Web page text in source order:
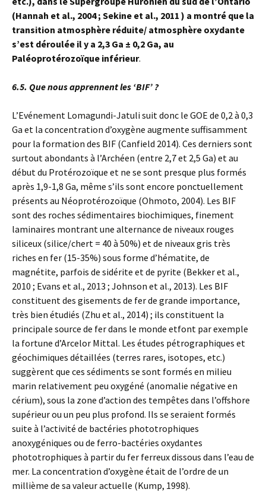
(Hannah et al., 2004 ; Sekine et al., 2011 ) a montré que la
transition atmosphère réduite/ atmosphère oxydante
s’est déroulée il y a 2,3 Ga ± 0,2 Ga, au
Paléoprotérozoïque inférieur.
6.5. Que nous apprennent les ‘BIF’ ?
L’Evénement Lomagundi-Jatuli suit donc le GOE de 0,2 à 0,3
Ga et la concentration d’oxygène augmente suffisamment
pour la formation des BIF (Canfield 2014). Ces derniers sont
surtout abondants à l’Archéen (entre 2,7 et 2,5 Ga) et au
début du Protérozoïque et ne se sont presque plus formés
après 1,9-1,8 Ga, même s’ils sont encore ponctuellement
présents au Néoprotérozoïque (Ohmoto, 2004). Les BIF
sont des roches sédimentaires biochimiques, finement
laminaires montrant une alternance de niveaux rouges
siliceux (silice/chert = 40 à 50%) et de niveaux gris très
riches en fer (15-35%) sous forme d’hématite, de
magnétite, parfois de sidérite et de pyrite (Bekker et al.,
2010 ; Evans et al., 2013 ; Johnson et al., 2013). Les BIF
constituent des gisements de fer de grande importance,
très bien étudiés (Zhu et al., 2014) ; ils constituent la
principale source de fer dans le monde etfont par exemple
la fortune d’Arcelor Mittal. Les études pétrographiques et
géochimiques détaillées (terres rares, isotopes, etc.)
suggèrent que ces sédiments se sont formés en milieu
marin relativement peu oxygéné (anomalie négative en
cérium), sous la zone d’action des tempêtes dans l’offshore
supérieur ou un peu plus profond. Ils se seraient formés
suite à l’activité de bactéries phototrophiques
anoxygéniques ou de ferro-bactéries oxydantes
phototrophiques à partir du fer ferreux dissous dans l’eau de
mer. La concentration d’oxygène était de l’ordre de un
millième de sa valeur actuelle (Kump, 1998).